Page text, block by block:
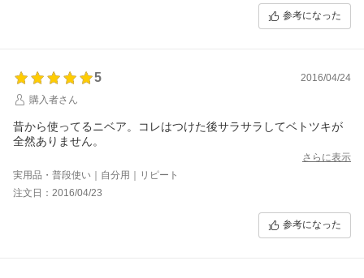
参考になった
5
2016/04/24
購入者さん
昔から使ってるニベア。コレはつけた後サラサラしてベトツキが
全然ありません。
さらに表示
実用品・普段使い｜自分用｜リピート
注文日：2016/04/23
参考になった